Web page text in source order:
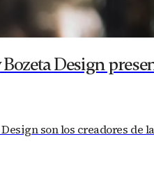
Design
son los creadores